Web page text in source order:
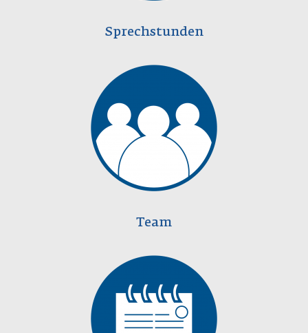
Sprechstunden
Team